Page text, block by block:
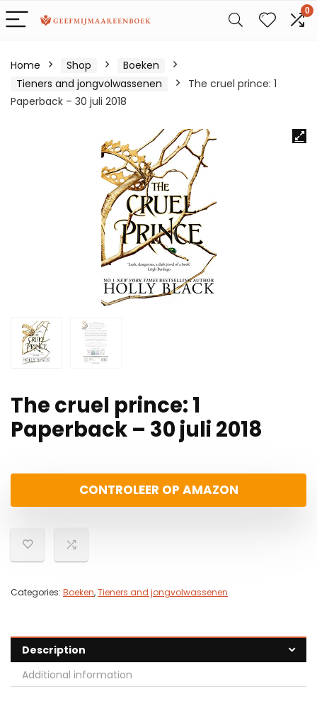
0
Home Shop
Boeken
Tieners and jongvolwassenen
The cruel prince: 1
Paperback – 30 juli 2018
The cruel prince: 1
Paperback – 30 juli 2018
CONTROLEER OP AMAZON
Categories: Boeken,Tieners and jongvolwassenen
Description
Additional information